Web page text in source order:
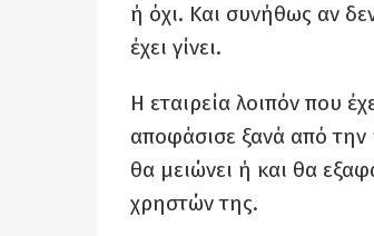
ή όχι. Και συνήθως αν
έχει γίνει.
Η εταιρεία λοιπόν που
αποφάσισε ξανά από την
θα μειώνει ή και θα
χρηστών της.